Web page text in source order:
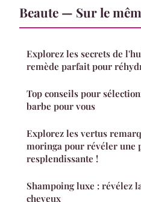
Beaute — Sur le
Explorez les secrets de
remède parfait pour
Top conseils pour
barbe pour vous
Explorez les vertus
moringa pour révéler une
resplendissante !
Shampoing luxe : révélez
cheveux